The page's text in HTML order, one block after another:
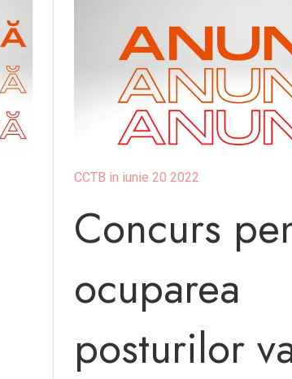
CCTB in iunie 20 2022
Concurs
ocuparea
posturilor